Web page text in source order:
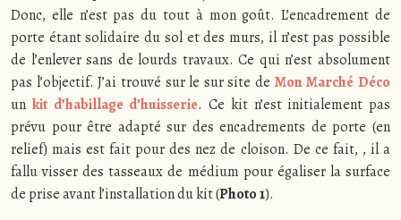
Donc, elle n’est pas du tout à mon goût. L’encadrement de
porte étant solidaire du sol et des murs, il n’est pas possible
de l’enlever sans de lourds travaux. Ce qui n’est absolument
pas l’objectif. J’ai trouvé sur le sur site de Mon Marché Déco
un kit d’habillage d’huisserie. Ce kit n’est initialement pas
prévu pour être adapté sur des encadrements de porte (en
relief) mais est fait pour des nez de cloison. De ce fait, , il a
fallu visser des tasseaux de médium pour égaliser la surface
de prise avant l’installation du kit (Photo 1).